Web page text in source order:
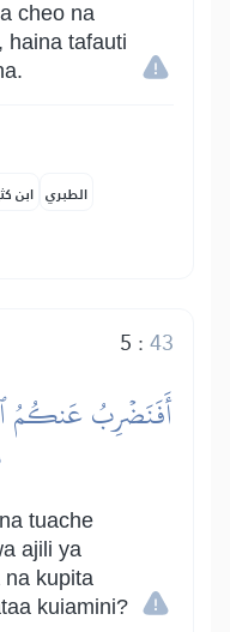
cheo na
haina tafauti
ابن الطبري
5 :43
أَفَنَضۡرِبُ عَنكُمُ
tuache
ajili ya
na kupita
kuiamini?